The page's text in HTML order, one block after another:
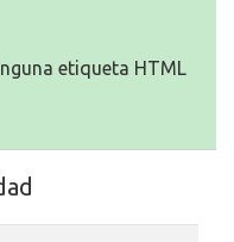
etiqueta HTML